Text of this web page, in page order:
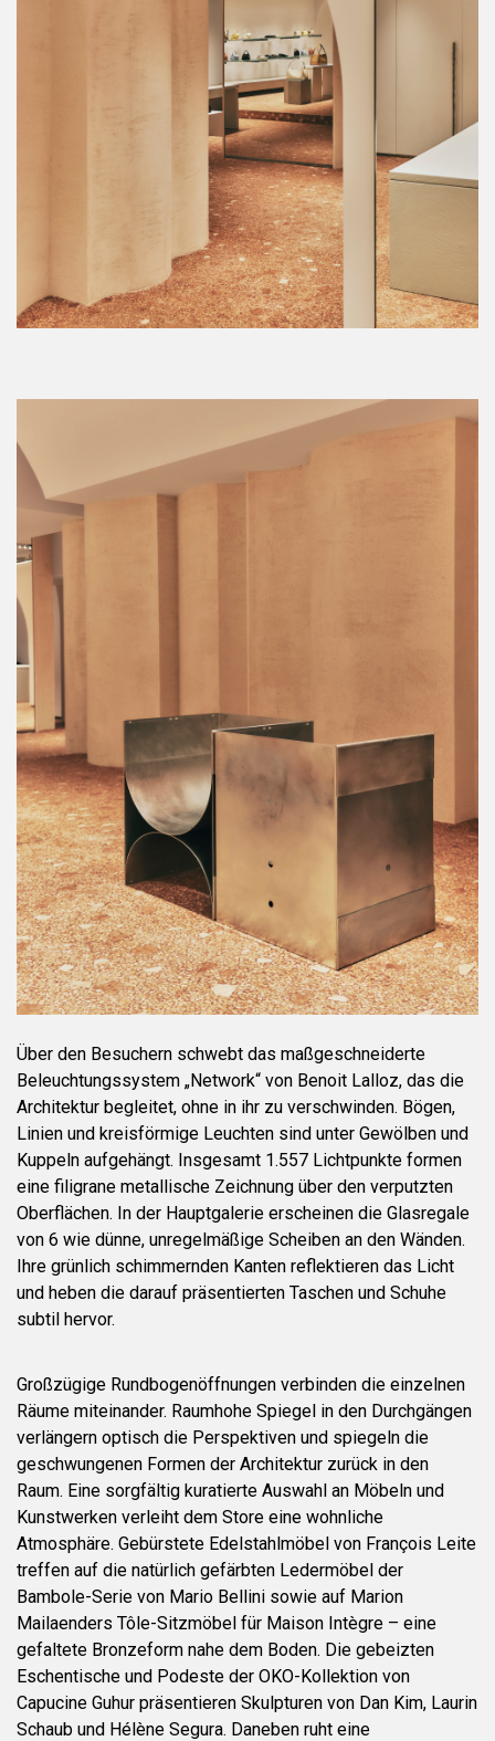
Über den Besuchern schwebt das maßgeschneiderte
Beleuchtungssystem „Network“ von Benoit Lalloz, das die
Architektur begleitet, ohne in ihr zu verschwinden. Bögen,
Linien und kreisförmige Leuchten sind unter Gewölben und
Kuppeln aufgehängt. Insgesamt 1.557 Lichtpunkte formen
eine filigrane metallische Zeichnung über den verputzten
Oberflächen. In der Hauptgalerie erscheinen die Glasregale
von 6 wie dünne, unregelmäßige Scheiben an den Wänden.
Ihre grünlich schimmernden Kanten reflektieren das Licht
und heben die darauf präsentierten Taschen und Schuhe
subtil hervor.
Großzügige Rundbogenöffnungen verbinden die einzelnen
Räume miteinander. Raumhohe Spiegel in den Durchgängen
verlängern optisch die Perspektiven und spiegeln die
geschwungenen Formen der Architektur zurück in den
Raum. Eine sorgfältig kuratierte Auswahl an Möbeln und
Kunstwerken verleiht dem Store eine wohnliche
Atmosphäre. Gebürstete Edelstahlmöbel von François Leite
treffen auf die natürlich gefärbten Ledermöbel der
Bambole-Serie von Mario Bellini sowie auf Marion
Mailaenders Tôle-Sitzmöbel für Maison Intègre – eine
gefaltete Bronzeform nahe dem Boden. Die gebeizten
Eschentische und Podeste der OKO-Kollektion von
Capucine Guhur präsentieren Skulpturen von Dan Kim, Laurin
Schaub und Hélène Segura. Daneben ruht eine